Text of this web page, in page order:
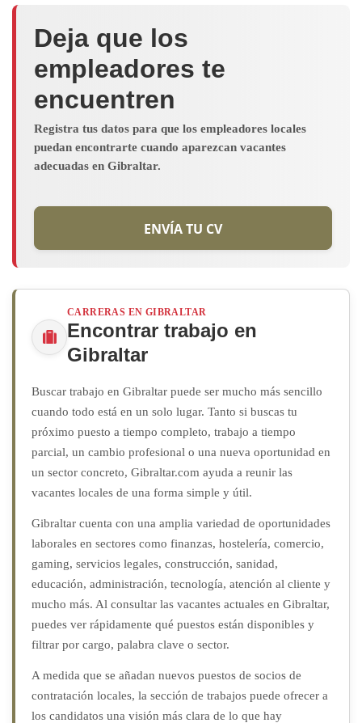
Deja que los
empleadores te
encuentren
Registra tus datos para que los empleadores locales
puedan encontrarte cuando aparezcan vacantes
adecuadas en Gibraltar.
ENVÍA TU CV
CARRERAS EN GIBRALTAR
Encontrar trabajo en
Gibraltar
Buscar trabajo en Gibraltar puede ser mucho más sencillo
cuando todo está en un solo lugar. Tanto si buscas tu
próximo puesto a tiempo completo, trabajo a tiempo
parcial, un cambio profesional o una nueva oportunidad en
un sector concreto, Gibraltar.com ayuda a reunir las
vacantes locales de una forma simple y útil.
Gibraltar cuenta con una amplia variedad de oportunidades
laborales en sectores como finanzas, hostelería, comercio,
gaming, servicios legales, construcción, sanidad,
educación, administración, tecnología, atención al cliente y
mucho más. Al consultar las vacantes actuales en Gibraltar,
puedes ver rápidamente qué puestos están disponibles y
filtrar por cargo, palabra clave o sector.
A medida que se añadan nuevos puestos de socios de
contratación locales, la sección de trabajos puede ofrecer a
los candidatos una visión más clara de lo que hay